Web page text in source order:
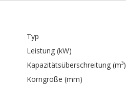
Typ
Leistung (kW)
Kapazitätsüberschreitung (m³)
Korngröße (mm)